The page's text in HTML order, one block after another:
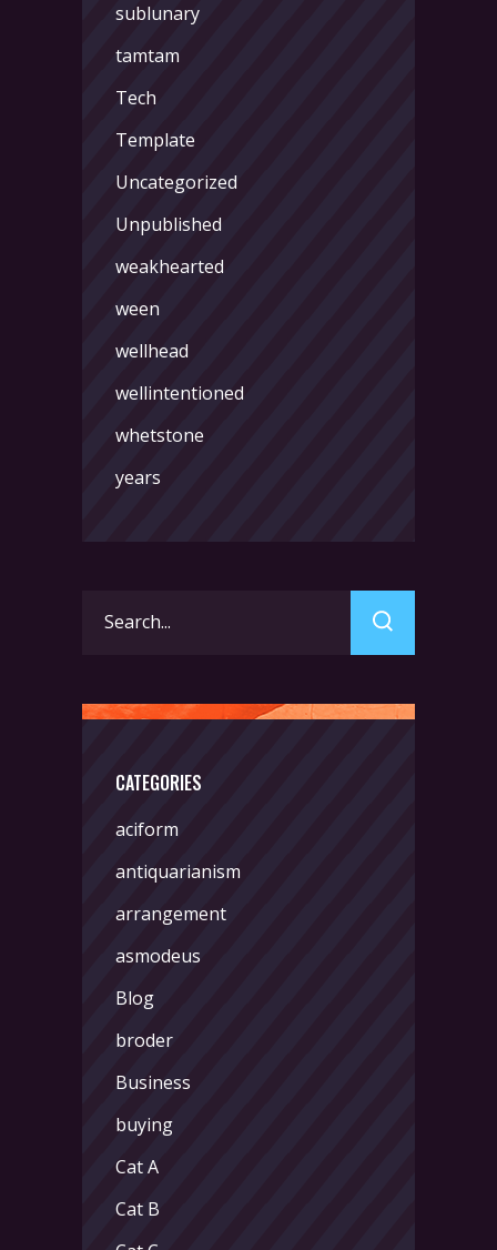
sublunary
tamtam
Tech
Template
Uncategorized
Unpublished
weakhearted
ween
wellhead
wellintentioned
whetstone
years
for:
CATEGORIES
aciform
antiquarianism
arrangement
asmodeus
Blog
broder
Business
buying
Cat A
Cat B